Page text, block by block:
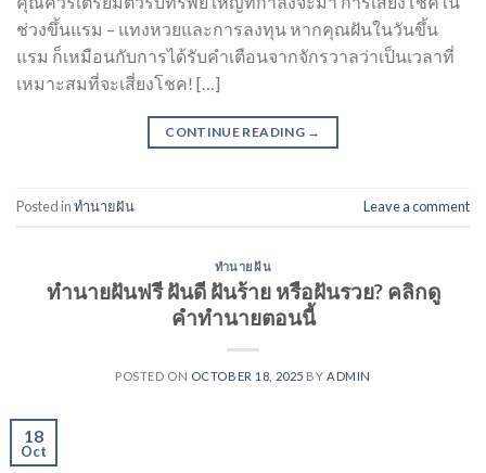
ช่วงขึ้นแรม – แทงหวยและการลงทุน หากคุณฝันในวันขึ้น
แรม ก็เหมือนกับการได้รับคำเตือนจากจักรวาลว่าเป็นเวลาที่
เหมาะสมที่จะเสี่ยงโชค! […]
CONTINUE READING →
Posted inทำนายฝัน Leave a comment
ทำนายฝัน
ทำนายฝันฟรี ฝันดี ฝันร้าย หรือฝันรวย? คลิกดู
คำทำนายตอนนี้
POSTED ON OCTOBER 18, 2025 BY ADMIN
18
Oct